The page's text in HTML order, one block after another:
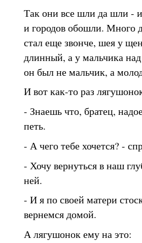
Так они все шли да шли -
и городов обошли. Много
стал еще звонче, шея у
длинный, а у мальчика
он был не мальчик, а
И вот как-то раз
- Знаешь что, братец,
петь.
- А чего тебе хочется? -
- Хочу вернуться в наш
ней.
- И я по своей матери
вернемся домой.
А лягушонок ему на это: